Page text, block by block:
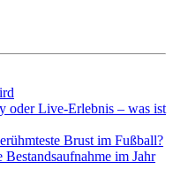
oder Live-Erlebnis – was ist
Brust im Fußball?
im Jahr